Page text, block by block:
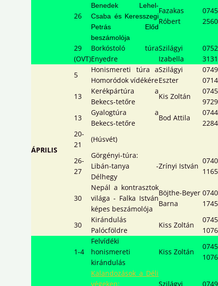
26
Benedek Lehel-
Csaba és Keresszegi
Petrás Előd
beszámolója
Fazakas
Róbert
29
(OVT)
Borkóstoló túra
Enyedre
Szilágyi
Izabella
ÁPRILIS
5
Honismereti túra a
Homoródok vídékére
Szilágyi
Eszter
13
Kerékpártúra a
Bekecs-tetőre
Kis Zoltán
13
Gyalogtúra a
Bekecs-tetőre
Bod Attila
20-
21
(Húsvét)
26-
27
Görgényi-túra:
Libán-tanya -
Délhegy
Zrínyi István
30
Nepál a kontrasztok
világa - Falka István
képes beszámolója
Böjthe-Beyer
Barna
30
Kirándulás
Palócföldre
Kiss Zoltán
1-4
Felvídéki
honismereti
kirándulás
Kiss Zoltán
Kalandozások a Déli
végeken:
Szilágyi